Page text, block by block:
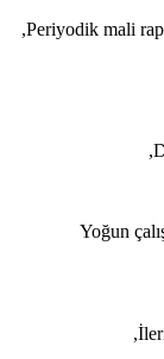
Periyodik mali
Yoğun